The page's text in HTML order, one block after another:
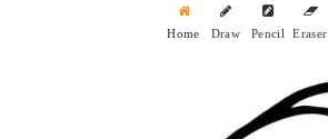
Home Draw Pencil Eraser